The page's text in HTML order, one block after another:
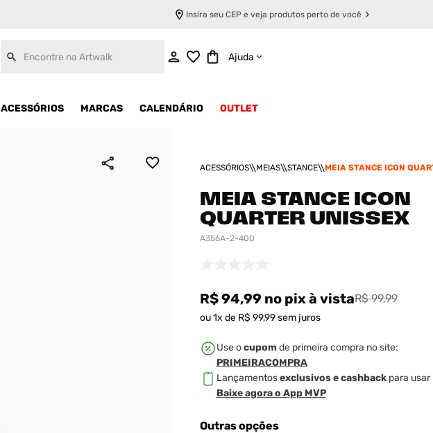
Insira seu CEP e veja produtos perto de você
Ajuda
ACESSÓRIOS MARCAS CALENDÁRIO OUTLET
ACESSÓRIOS MEIAS STANCE
MEIA STANCE ICON
MEIA STANCE ICON
QUARTER UNISSEX
A356A-2-400
R$ 94,99no pixà vistaR$ 99,99
ou1x de R$ 99,99sem juros
Use ocupom de primeira compra no site:
PRIMEIRACOMPRA
Lançamentosexclusivos e cashbackpara usar
Baixe agora o App MVP
Outras opções